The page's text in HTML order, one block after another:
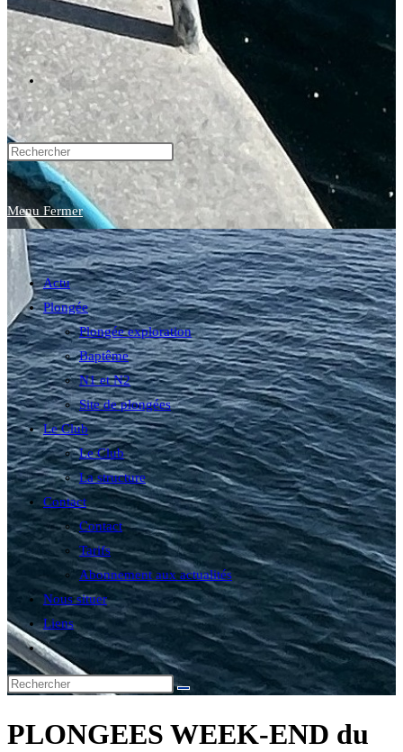
Toggle
website
search
Menu Fermer
Actu
Plongée
Plongée exploration
Baptême
N1 et N2
Site de plongées
Le Club
Le Club
La structure
Contact
Contact
Tarifs
Abonnement aux actualités
Nous situer
Liens
Toggle
website
search
PLONGEES WEEK-END du